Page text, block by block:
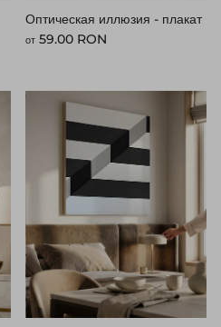
Оптическая иллюзия - плакат
Стандартная цена
от 59.00 RON